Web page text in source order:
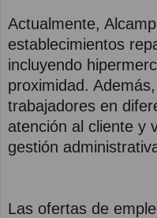
Actualmente,
establecimientos
incluyendo
proximidad.
trabajadores en
atención al cliente y
gestión
Las ofertas de